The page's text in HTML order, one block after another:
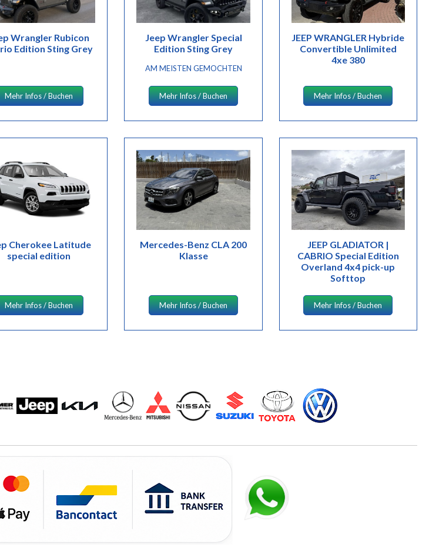
Wrangler Rubicon
Edition Sting Grey
Mehr Infos / Buchen
Jeep Wrangler Special
Edition Sting Grey
AM MEISTEN GEMOCHTEN
Mehr Infos / Buchen
JEEP WRANGLER Hybride
Convertible Unlimited
4xe 380
Mehr Infos / Buchen
Cherokee Latitude
special edition
Mehr Infos / Buchen
Mercedes-Benz CLA 200
Klasse
Mehr Infos / Buchen
JEEP GLADIATOR |
CABRIO Special Edition
Overland 4x4 pick-up
Softtop
Mehr Infos / Buchen